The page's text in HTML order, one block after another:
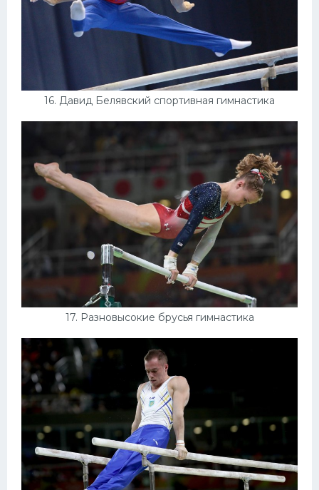
16. Давид Белявский спортивная гимнастика
17. Разновысокие брусья гимнастика